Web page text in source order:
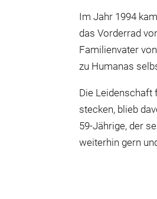
Im Jahr 1994
das Vorderrad
Familienvater
zu Humanas
Die Leidenschaft
stecken, blieb
59-Jährige, der
weiterhin gern